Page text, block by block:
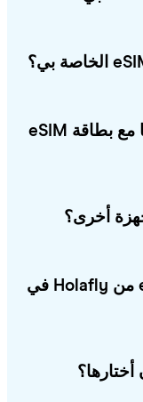
ما هي السرعة التي سأحصل عليها مع بطاقة eSIM
هل يمكنني استخدام شريحة eSIM من Holafly في